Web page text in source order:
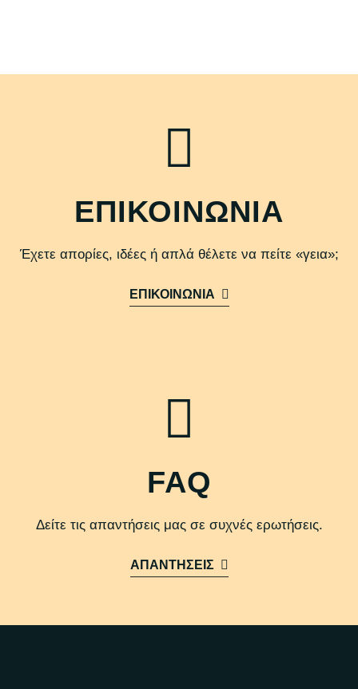
ΕΠΙΚΟΙΝΩΝΙΑ
Έχετε απορίες, ιδέες ή απλά θέλετε να πείτε «γεια»;
ΕΠΙΚΟΙΝΩΝΙΑ
FAQ
Δείτε τις απαντήσεις μας σε συχνές ερωτήσεις.
ΑΠΑΝΤΗΣΕΙΣ